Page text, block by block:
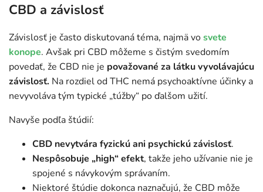
CBD a závislosť
Závislosť je často diskutovaná téma, najmä vosvete
konope. Avšak pri CBD môžeme s čistým svedomím
povedať, že CBD nie je považované za látku vyvolávajúcu
závislosť. Na rozdiel od THC nemá psychoaktívne účinky a
nevyvoláva tým typické „túžby“ po ďalšom užití.
Navyše podľa štúdií:
CBD nevytvára fyzickú ani psychickú závislosť.
Nespôsobuje „high“ efekt, takže jeho užívanie nie je
spojené s návykovým správaním.
Niektoré štúdie dokonca naznačujú, že CBD môže